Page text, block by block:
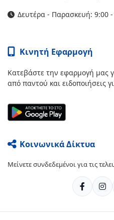
Δευτέρα - Παρασκευή: 9:00
Κινητή Εφαρμογή
Κατεβάστε την εφαρμογή μας
από παντού και ειδοποιήσεις
Κοινωνικά Δίκτυα
Μείνετε συνδεδεμένοι για τις